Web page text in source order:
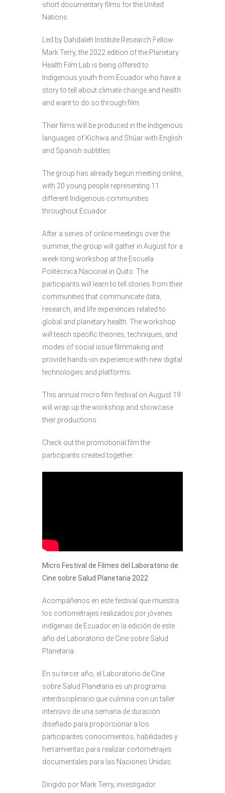
short documentary films for the United
Nations.
Led by Dahdaleh Institute Research Fellow
Mark Terry, the 2022 edition of the Planetary
Health Film Lab is being offered to
Indigenous youth from Ecuador who have a
story to tell about climate change and health
and want to do so through film.
Their films will be produced in the Indigenous
languages of Kichwa and Shúar with English
and Spanish subtitles.
The group has already begun meeting online,
with 20 young people representing 11
different Indigenous communities
throughout Ecuador.
After a series of online meetings over the
summer, the group will gather in August for a
week-long workshop at the Escuela
Politécnica Nacional in Quito. The
participants will learn to tell stories from their
communities that communicate data,
research, and life experiences related to
global and planetary health. The workshop
will teach specific theories, techniques, and
modes of social issue filmmaking and
provide hands-on experience with new digital
technologies and platforms.
This annual micro film festival on August 19
will wrap up the workshop and showcase
their productions.
Check out the promotional film the
participants created together:
Micro Festival de Filmes del Laboratorio de
Cine sobre Salud Planetaria 2022
Acompáñenos en este festival que muestra
los cortometrajes realizados por jóvenes
indígenas de Ecuador en la edición de este
año del Laboratorio de Cine sobre Salud
Planetaria.
En su tercer año, el Laboratorio de Cine
sobre Salud Planetaria es un programa
interdisciplinario que culmina con un taller
intensivo de una semana de duración
diseñado para proporcionar a los
participantes conocimientos, habilidades y
herramientas para realizar cortometrajes
documentales para las Naciones Unidas.
Dirigido por Mark Terry, investigador